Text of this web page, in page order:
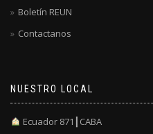
Boletín REUN
Contactanos
NUESTRO LOCAL
Ecuador 871┃CABA